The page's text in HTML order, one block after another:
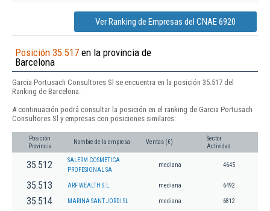
Ver Ranking de Empresas del CNAE 6920
Posición 35.517 en la provincia de
Barcelona
Garcia Portusach Consultores Sl se encuentra en la posición 35.517 del
Ranking de Barcelona.
A continuación podrá consultar la posición en el ranking de Garcia Portusach
Consultores Sl y empresas con posiciones similares:
Posición
Provincia
Nombre de la empresa Ventas (€)
Sector
Actividad
35.512
SALERM COSMETICA
PROFESIONAL SA
mediana 4645
35.513 ARF WEALTH S.L. mediana 6492
35.514 MARINA SANT JORDI SL mediana 6812